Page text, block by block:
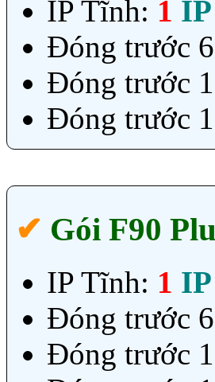
IP Tĩnh: 1
Đóng trước
Đóng trước
Đóng trước
✔‎ Gói F90
IP Tĩnh: 1
Đóng trước
Đóng trước